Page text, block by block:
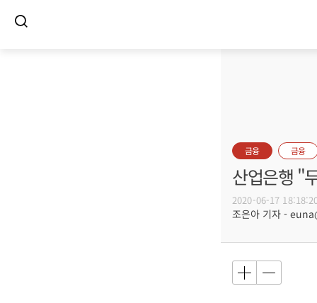
금융 금융
산업은행 "
2020-06-17
조은아 기자 -